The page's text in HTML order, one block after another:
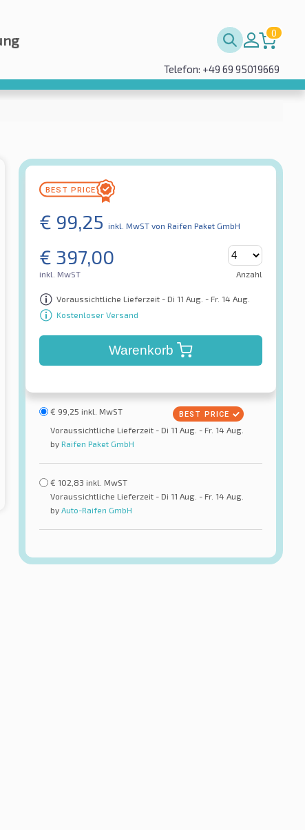
0
Telefon: +49 69 95019669
€ 99,25 inkl. MwST von Raifen Paket GmbH
€ 397,00
inkl. MwST Anzahl
Voraussichtliche Lieferzeit - Di 11 Aug. - Fr. 14 Aug.
Kostenloser Versand
Warenkorb
€ 99,25 inkl. MwST
Voraussichtliche Lieferzeit - Di 11 Aug. - Fr. 14 Aug.
by Raifen Paket GmbH
€ 102,83 inkl. MwST
Voraussichtliche Lieferzeit - Di 11 Aug. - Fr. 14 Aug.
by Auto-Raifen GmbH